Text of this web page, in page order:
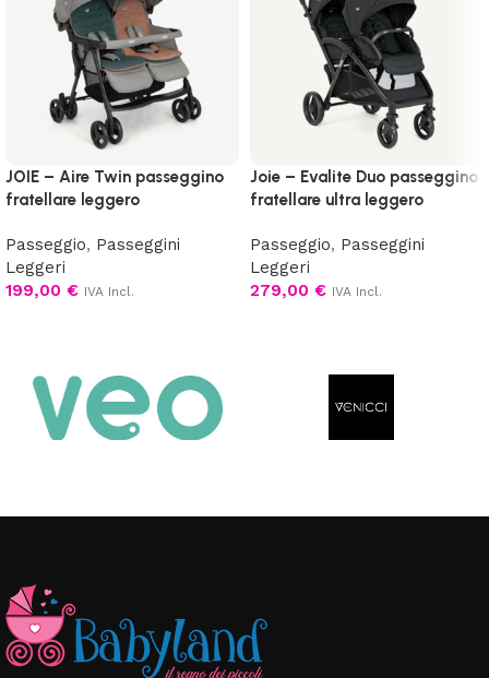
JOIE – Aire Twin passeggino
fratellare leggero
Passeggio, Passeggini
Leggeri
199,00 € IVA Incl.
Joie – Evalite Duo passeggino
fratellare ultra leggero
Passeggio, Passeggini
Leggeri
279,00 € IVA Incl.